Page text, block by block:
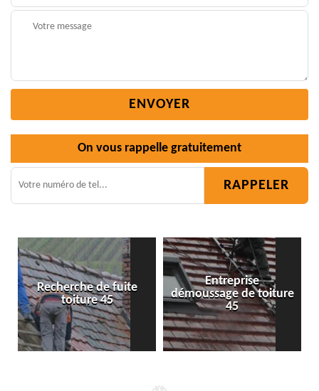
On vous rappelle gratuitement
Entreprise
démoussage de toiture
45
Isolation toiture 45